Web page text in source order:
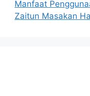
Manfaat
Zaitun Masakan